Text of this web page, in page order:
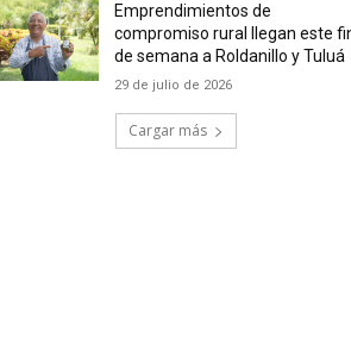
Emprendimientos de
compromiso rural llegan este
de semana a Roldanillo y Tuluá
29 de julio de 2026
Cargar más